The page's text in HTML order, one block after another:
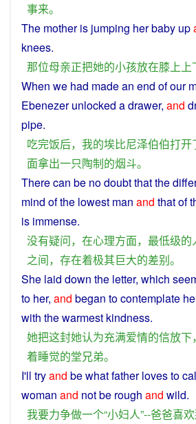
事来。
The mother is jumping herbaby up
knees.
那位母亲正把她的小孩放在膝上上
When we had madean end ofour
Ebenezer unlocked adrawer, and
pipe.
吃完饭后， 我的埃比尼泽伯伯打开
面拿出一只陶制的烟斗。
Therecan be nodoubtthatthe
mind ofthe lowest man and that of
is immense.
没有疑问， 在心理方面， 最低级的
之间， 存在着极其巨大的差别。
She laid down the letter, which
to her, and began tocontemplate
with the warmest kindness.
她把这封她认为充满爱情的信放下，
着睡觉的堂兄弟。
I'll tryand be whatfather lovesto
woman and notbe rough and wild.
我要力争做一个“小妇人”--爸爸喜欢